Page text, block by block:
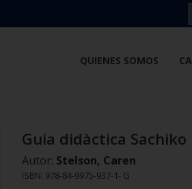
QUIENES SOMOS
Guia didàctica Sachiko
Autor: Stelson, Caren
ISBN: 978-84-9975-937-1- G